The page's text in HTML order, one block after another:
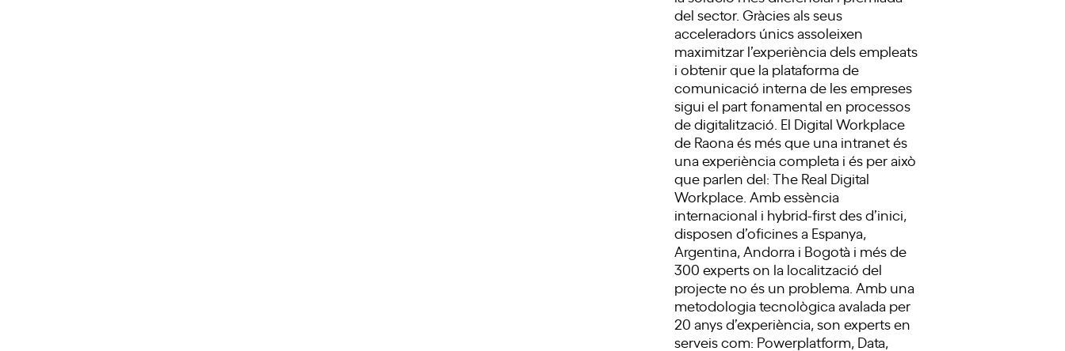
del sector. Gràcies als seus
acceleradors únics assoleixen
maximitzar l’experiència dels empleats
i obtenir que la plataforma de
comunicació interna de les empreses
sigui el part fonamental en processos
de digitalització. El Digital Workplace
de Raona és més que una intranet és
una experiència completa i és per això
que parlen del: The Real Digital
Workplace. Amb essència
internacional i hybrid-first des d’inici,
disposen d’oficines a Espanya,
Argentina, Andorra i Bogotà i més de
300 experts on la localització del
projecte no és un problema. Amb una
metodologia tecnològica avalada per
20 anys d’experiència, son experts en
serveis com: Powerplatform, Data,